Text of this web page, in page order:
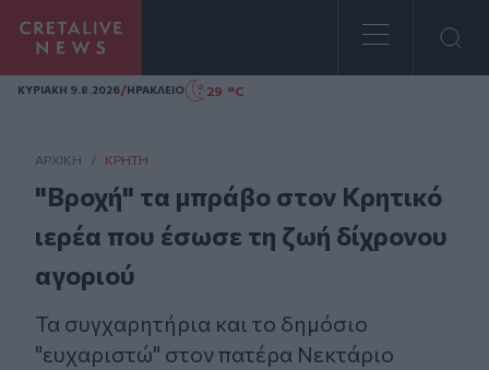
Homepage
ΚΥΡΙΑΚΗ 9.8.2026/ΗΡΑΚΛΕΙΟ 29 °C
ΑΡΧΙΚΗ / ΚΡΉΤΗ
"Βροχή" τα μπράβο στον Κρητικό
ιερέα που έσωσε τη ζωή δίχρονου
αγοριού
Τα συγχαρητήρια και το δημόσιο
"ευχαριστώ" στον πατέρα Νεκτάριο